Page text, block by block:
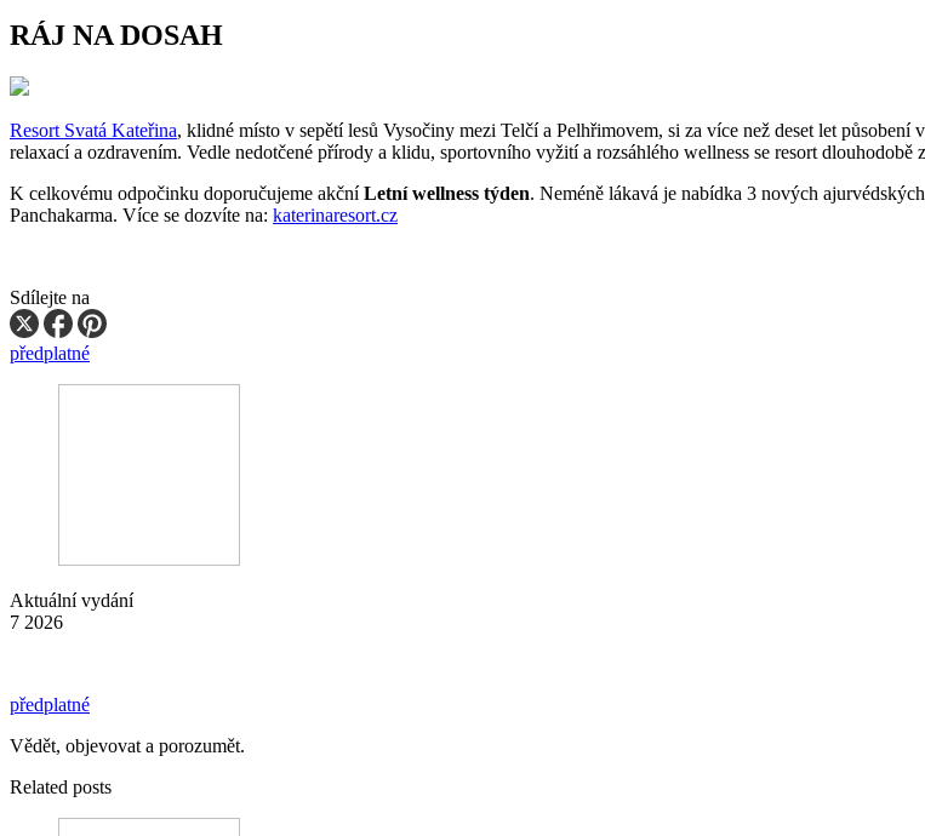
RÁJ NA DOSAH
Resort Svatá Kateřina, klidné místo v sepětí lesů Vysočiny mezi Telčí a Pelhřimovem, si za více než deset let
relaxací a ozdravením. Vedle nedotčené přírody a klidu, sportovního vyžití a rozsáhlého wellness se resort
K celkovému odpočinku doporučujeme akčníLetní wellness týden. Neméně lákavá je nabídka 3 nových
Panchakarma. Více se dozvíte na: katerinaresort.cz
Sdílejte na
předplatné
Aktuální vydání
7 2026
předplatné
Vědět, objevovat a porozumět.
Related posts